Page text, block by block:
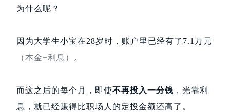
为什么呢？
因为大学生小宝在28岁时，账户里已经有了7.1万元
（本金+利息）
。
而这之后的每个月，即使不再投入一分钱 ，光靠利
息，就已经赚得比职场人的定投金额还高了。